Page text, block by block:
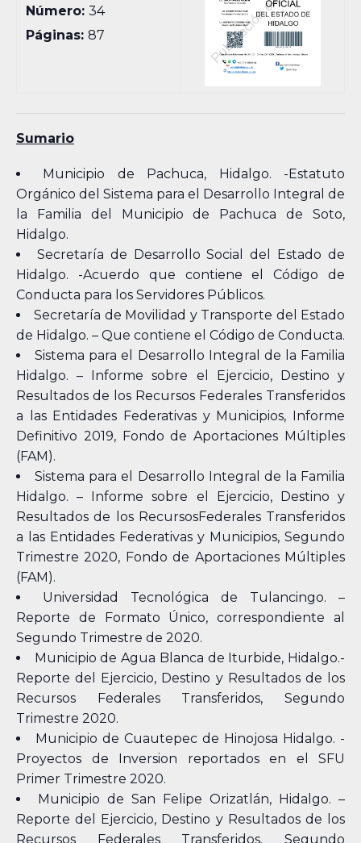
Número:34
Páginas:87
Sumario
Municipio de Pachuca, Hidalgo. -Estatuto
Orgánico del Sistema para el Desarrollo Integral de
la Familia del Municipio de Pachuca de Soto,
Hidalgo.
Secretaría de Desarrollo Social del Estado de
Hidalgo. -Acuerdo que contiene el Código de
Conducta para los Servidores Públicos.
Secretaría de Movilidad y Transporte del Estado
de Hidalgo. – Que contiene el Código de Conducta.
Sistema para el Desarrollo Integral de la Familia
Hidalgo. – Informe sobre el Ejercicio, Destino y
Resultados de los Recursos Federales Transferidos
a las Entidades Federativas y Municipios, Informe
Definitivo 2019, Fondo de Aportaciones Múltiples
(FAM).
Sistema para el Desarrollo Integral de la Familia
Hidalgo. – Informe sobre el Ejercicio, Destino y
Resultados de los RecursosFederales Transferidos
a las Entidades Federativas y Municipios, Segundo
Trimestre 2020, Fondo de Aportaciones Múltiples
(FAM).
Universidad Tecnológica de Tulancingo. –
Reporte de Formato Único, correspondiente al
Segundo Trimestre de 2020.
Municipio de Agua Blanca de Iturbide, Hidalgo.-
Reporte del Ejercicio, Destino y Resultados de los
Recursos Federales Transferidos, Segundo
Trimestre 2020.
Municipio de Cuautepec de Hinojosa Hidalgo. -
Proyectos de Inversion reportados en el SFU
Primer Trimestre 2020.
Municipio de San Felipe Orizatlán, Hidalgo. –
Reporte del Ejercicio, Destino y Resultados de los
Recursos Federales Transferidos. Segundo